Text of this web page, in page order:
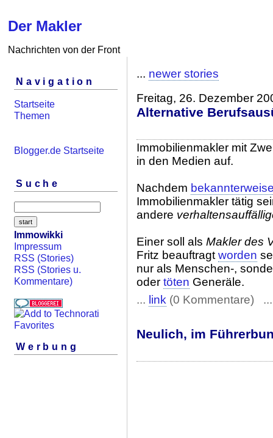
Der Makler
Nachrichten von der Front
Navigation
Startseite
Themen
Blogger.de Startseite
Suche
Immowikki
Impressum
RSS (Stories)
RSS (Stories u.
Kommentare)
Werbung
... newer stories
Freitag, 26. Dezember
Alternative
Immobilienmakler mit
in den Medien auf.
Nachdem
Immobilienmakler tätig
andere
Einer soll als Makler des
Fritz beauftragt worden
nur als Menschen-,
oder töten Generäle.
... link (0 Kommentare)
Neulich, im